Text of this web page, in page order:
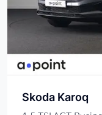
Skoda Karoq